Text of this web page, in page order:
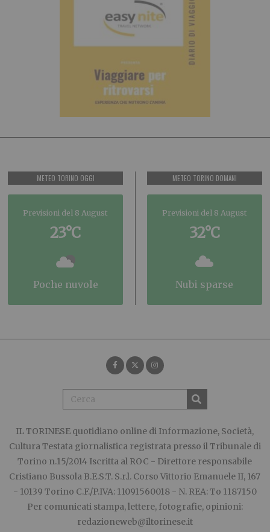
METEO TORINO OGGI
Previsioni del 8 August
23°C
poche nuvole
METEO TORINO DOMANI
Previsioni del 8 August
32°C
nubi sparse
IL TORINESE quotidiano online di Informazione, Società,
Cultura Testata giornalistica registrata presso il Tribunale di
Torino n.15/2014 Iscritta al ROC - Direttore responsabile
Cristiano Bussola B.E.S.T. S.r.l. Corso Vittorio Emanuele II, 167
- 10139 Torino C.F./P.IVA: 11091560018 - N. REA: To 1187150
Per comunicati stampa, lettere, fotografie, opinioni:
redazioneweb@iltorinese.it